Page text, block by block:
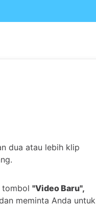
dua atau lebih klip
tombol "Video Baru",
meminta Anda untuk